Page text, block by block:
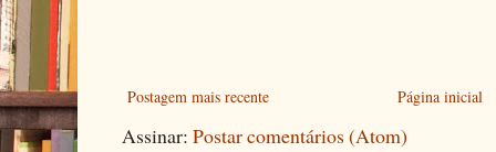
Postagem mais recente Página inicial
Assinar: Postar comentários (Atom)